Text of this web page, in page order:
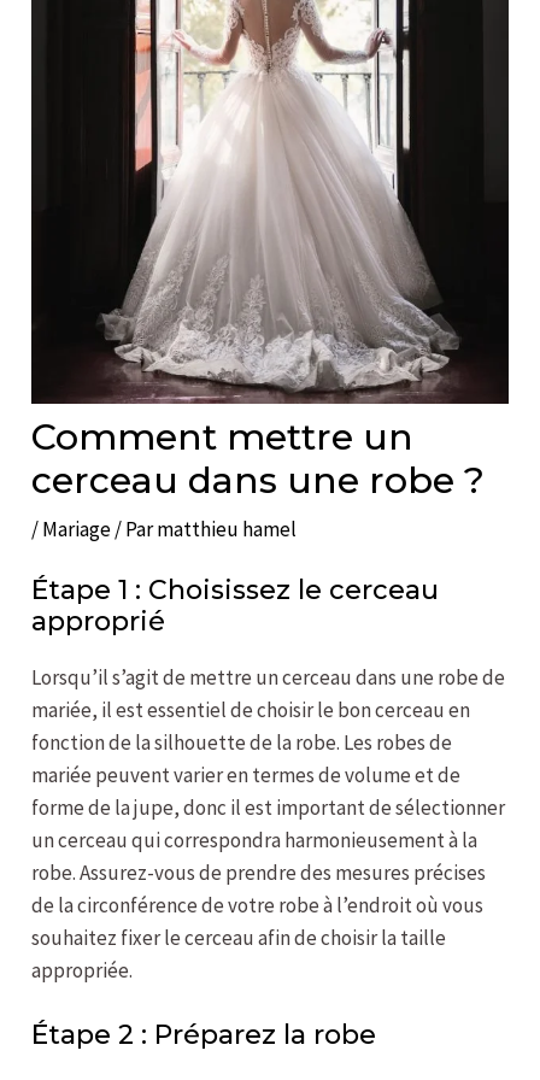
Comment mettre un
cerceau dans une robe ?
/Mariage/ Parmatthieu hamel
Étape 1 : Choisissez le cerceau
approprié
Lorsqu’il s’agit de mettre un cerceau dans une robe de
mariée, il est essentiel de choisir le bon cerceau en
fonction de la silhouette de la robe. Les robes de
mariée peuvent varier en termes de volume et de
forme de la jupe, donc il est important de sélectionner
un cerceau qui correspondra harmonieusement à la
robe. Assurez-vous de prendre des mesures précises
de la circonférence de votre robe à l’endroit où vous
souhaitez fixer le cerceau afin de choisir la taille
appropriée.
Étape 2 : Préparez la robe